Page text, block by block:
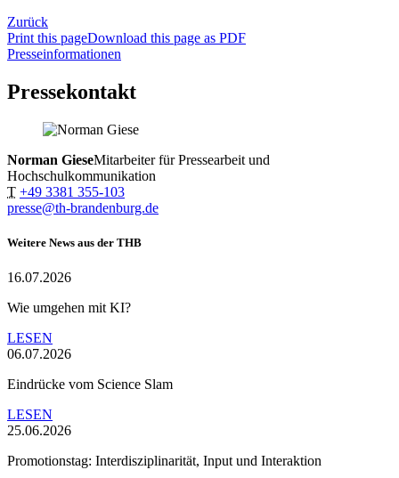
Zurück
Print this pageDownload this page as PDF
Presseinformationen
Pressekontakt
Norman GieseMitarbeiter für Pressearbeit und
Hochschulkommunikation
T +49 3381 355-103
presse@th-brandenburg.de
Weitere News aus der THB
16.07.2026
Wie umgehen mit KI?
LESEN
06.07.2026
Eindrücke vom Science Slam
LESEN
25.06.2026
Promotionstag: Interdisziplinarität, Input und Interaktion